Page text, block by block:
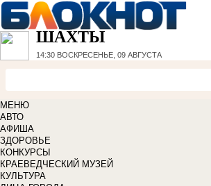
ШАХТЫ
14:30 ВОСКРЕСЕНЬЕ, 09 АВГУСТА
МЕНЮ
АВТО
АФИША
ЗДОРОВЬЕ
КОНКУРСЫ
КРАЕВЕДЧЕСКИЙ МУЗЕЙ
КУЛЬТУРА